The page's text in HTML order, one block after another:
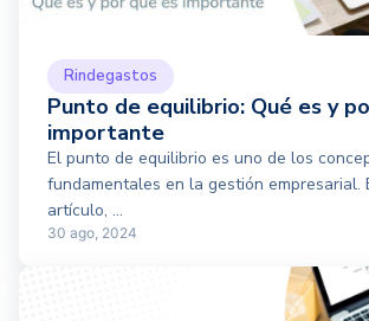
Rindegastos
Punto de equilibrio: Qué es y
importante
El punto de equilibrio es uno de los
fundamentales en la gestión empresarial.
artículo, ...
30 ago, 2024